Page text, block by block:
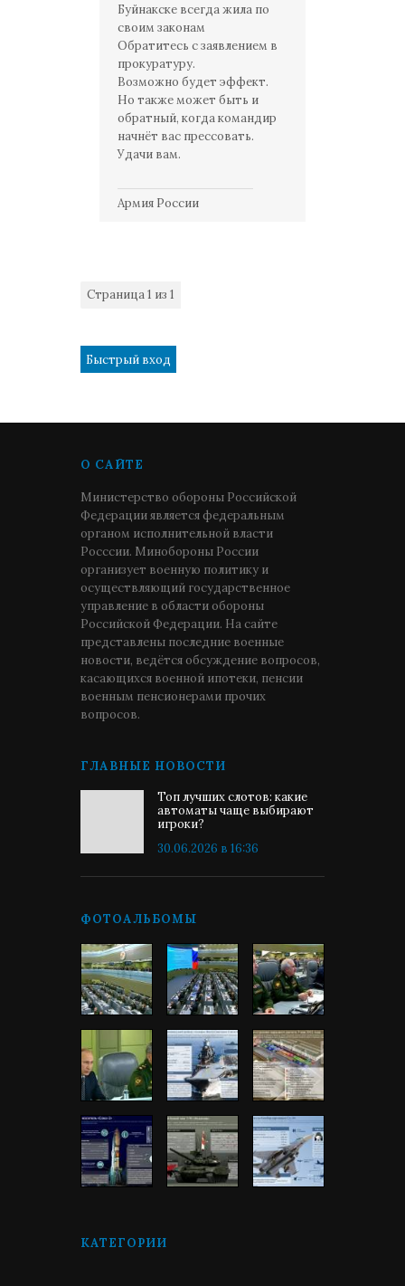
Буйнакске всегда жила по
своим законам
Обратитесь с заявлением в
прокуратуру.
Возможно будет эффект.
Но также может быть и
обратный, когда командир
начнёт вас прессовать.
Удачи вам.
Армия России
Страница1 из 1
О САЙТЕ
Министерство обороны Российской
Федерации является федеральным
органом исполнительной власти
Росссии. Минобороны России
организует военную политику и
осуществляющий государственное
управление в области обороны
Российской Федерации. На сайте
представлены последние военные
новости, ведётся обсуждение вопросов,
касающихся военной ипотеки, пенсии
военным пенсионерами прочих
вопросов.
ГЛАВНЫЕ НОВОСТИ
Топ лучших слотов: какие
автоматы чаще выбирают
игроки?
30.06.2026 в 16:36
ФОТОАЛЬБОМЫ
КАТЕГОРИИ